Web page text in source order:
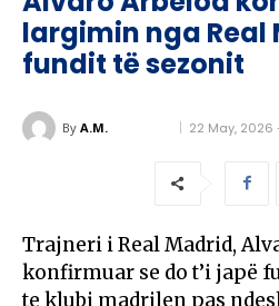
largimin nga Real
fundit të sezonit
By A.M. 22 May, 2026
Trajneri iReal Madrid,
konfirmuar se do t’i japë
te klubi madrilen pas